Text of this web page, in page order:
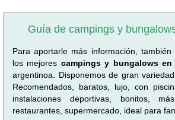
Guía de campings y
Para aportarle más información, también
los mejores campings y bungalows en
argentinoa. Disponemos de gran
Recomendados, baratos, lujo, con
instalaciones deportivas, bonitos,
restaurantes, supermercado, ideal para